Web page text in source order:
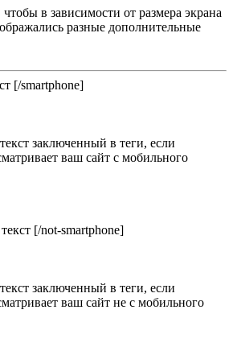
чтобы в зависимости от размера экрана
разные дополнительные
[/smartphone]
заключенный в теги, если
ваш сайт с мобильного
[/not-smartphone]
заключенный в теги, если
ваш сайт не с мобильного